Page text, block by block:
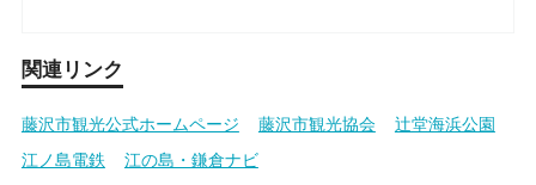
関連リンク
藤沢市観光公式ホームページ 藤沢市観光協会
辻堂海浜公園
江ノ島電鉄
江の島・鎌倉ナビ